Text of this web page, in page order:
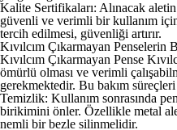
Kalite Sertifikaları: Alınacak
güvenli ve verimli bir kullanım
tercih edilmesi, güvenliği artırır.
Kıvılcım Çıkarmayan Penselerin
Kıvılcım Çıkarmayan Pense
ömürlü olması ve verimli
gerekmektedir. Bu bakım
Temizlik: Kullanım sonrasında
birikimini önler. Özellikle metal
nemli bir bezle silinmelidir.